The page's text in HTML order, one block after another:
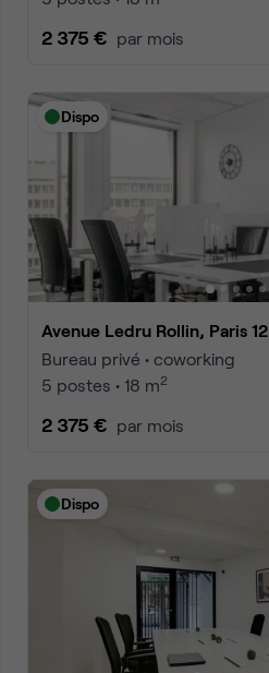
2 375 € par mois
Dispo
Avenue Ledru Rollin, Paris 12
Bureau privé • coworking
5 postes • 18 m2
2 375 € par mois
Dispo